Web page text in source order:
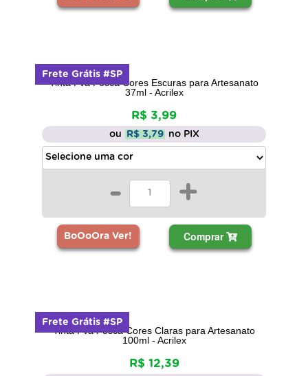
Tinta Pva Fosca Cores Escuras para Artesanato
37ml - Acrilex
R$ 3,99
ou R$ 3,79 no PIX
- +
BoOoOra Ver! Comprar
Frete Grátis #SP
Tinta Pva Fosca Cores Claras para Artesanato
100ml - Acrilex
R$ 12,39
Frete Grátis #SP